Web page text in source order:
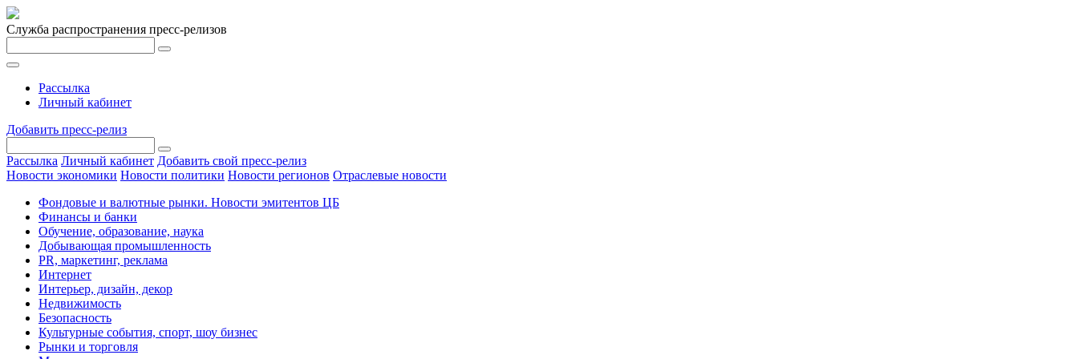
Служба распространения пресс-релизов
Рассылка
Личный кабинет
Добавить пресс-релиз
Рассылка Личный кабинет Добавить свой пресс-релиз
Новости экономики Новости политики Новости регионов Отраслевые новости
Фондовые и валютные рынки. Новости эмитентов ЦБ
Финансы и банки
Обучение, образование, наука
Добывающая промышленность
PR, маркетинг, реклама
Интернет
Интерьер, дизайн, декор
Недвижимость
Безопасность
Культурные события, спорт, шоу бизнес
Рынки и торговля